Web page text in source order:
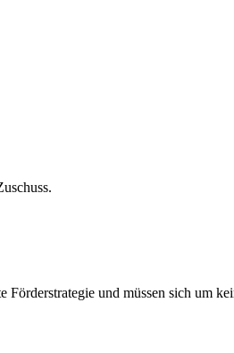
und müssen sich um